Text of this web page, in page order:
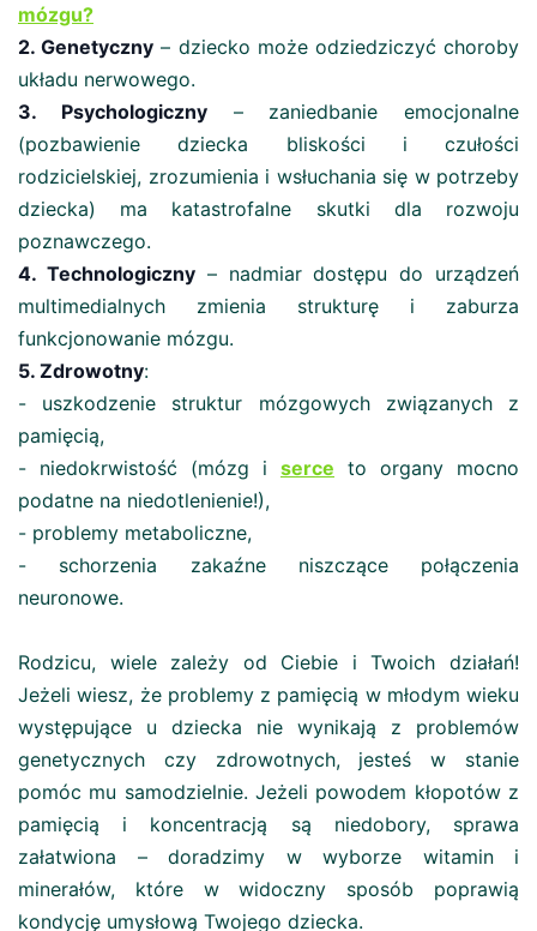
mózgu?
2. Genetyczny – dziecko może odziedziczyć choroby
układu nerwowego.
3. Psychologiczny– zaniedbanie emocjonalne
(pozbawienie dziecka bliskości i czułości
rodzicielskiej, zrozumienia i wsłuchania się w potrzeby
dziecka) ma katastrofalne skutki dla rozwoju
poznawczego.
4. Technologiczny– nadmiar dostępu do urządzeń
multimedialnych zmienia strukturę i zaburza
funkcjonowanie mózgu.
5. Zdrowotny:
- uszkodzenie struktur mózgowych związanych z
pamięcią,
- niedokrwistość (mózg i serce to organy mocno
podatne na niedotlenienie!),
- problemy metaboliczne,
- schorzenia zakaźne niszczące połączenia
neuronowe.
Rodzicu, wiele zależy od Ciebie i Twoich działań!
Jeżeli wiesz, że problemy z pamięcią w młodym wieku
występujące u dziecka nie wynikają z problemów
genetycznych czy zdrowotnych, jesteś w stanie
pomóc mu samodzielnie. Jeżeli powodem kłopotów z
pamięcią i koncentracją są niedobory, sprawa
załatwiona – doradzimy w wyborze witamin i
minerałów, które w widoczny sposób poprawią
kondycję umysłową Twojego dziecka.